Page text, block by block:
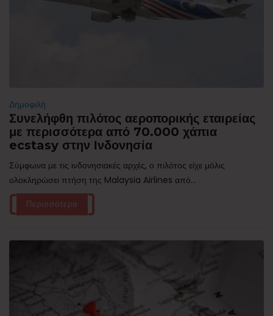
Δημοφιλή
Συνελήφθη πιλότος αεροπορικής εταιρείας
με περισσότερα από 70.000 χάπια
ecstasy στην Ινδονησία
Σύμφωνα με τις ινδονησιακές αρχές, ο πιλότος είχε μόλις
ολοκληρώσει πτήση της Malaysia Airlines από...
Περισσότερα